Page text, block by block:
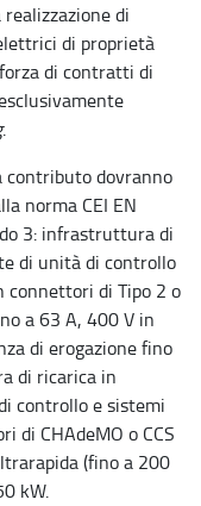
di
di proprietà
di contratti di
.
contributo dovranno
norma CEI EN
3: infrastruttura di
di unità di controllo
connettori di Tipo 2 o
a 63 A, 400 V in
di erogazione fino
di ricarica in
controllo e sistemi
di CHAdeMO o CCS
(fino a 200
kW.